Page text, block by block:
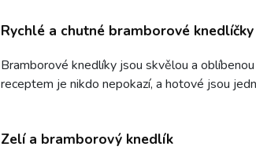
Rychlé a chutné bramborové knedlíčky
Bramborové knedlíky jsou skvělou a
receptem je nikdo nepokazí, a hotové jsou
Zelí a bramborový knedlík